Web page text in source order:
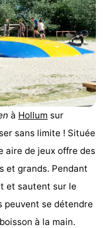
à Hollum sur
sans limite ! Située
aire de jeux offre des
et grands. Pendant
et sautent sur le
peuvent se détendre
à la main.